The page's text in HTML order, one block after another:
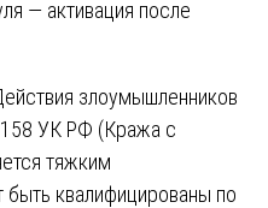
— активация после
злоумышленников
158 УК РФ (Кража с
тяжким
квалифицированы по